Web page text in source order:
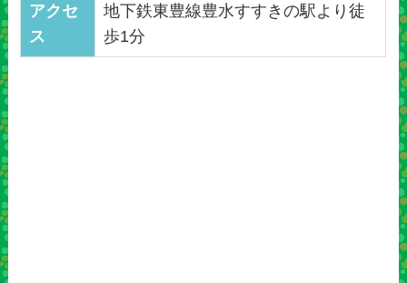
アクセ
ス
地下鉄東豊線豊水すすきの駅より徒
歩1分